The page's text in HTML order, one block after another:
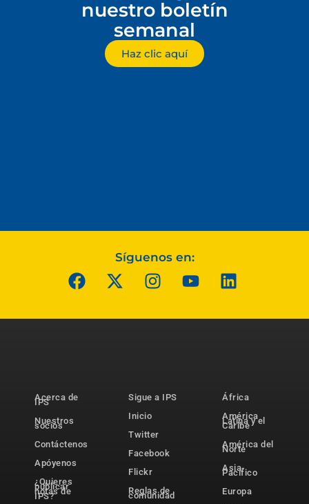
nuestro boletín
semanal
Haz clic aquí
Síguenos en:
Acerca de
IPS
Nuestros
socios
Contáctenos
Apóyenos
¿Quieres
publicar
notas de
IPS?
Sigue a IPS
Inicio
Twitter
Facebook
Flickr
Reglas de
comunidad
África
América
Latina y el
Caribe
América del
Norte
Asia-
Pacífico
Europa